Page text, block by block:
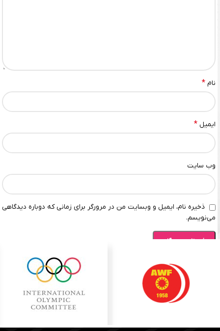
نام *
ایمیل *
وب‌ سایت
ذخیره نام، ایمیل و وبسایت من در مرورگر برای زمانی که دوباره دیدگاهی
می‌نویسم.